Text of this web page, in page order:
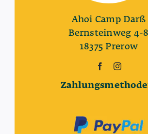
Ahoi Camp Darß
Bernsteinweg 4-8
18375 Prerow